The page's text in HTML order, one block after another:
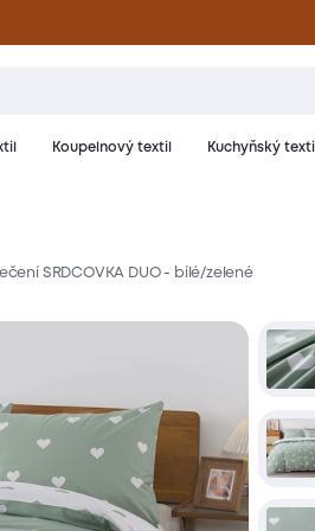
Koupelnový textil Kuchyňský textil
a péče Hodnocení
SRDCOVKA DUO - bílé/zelené